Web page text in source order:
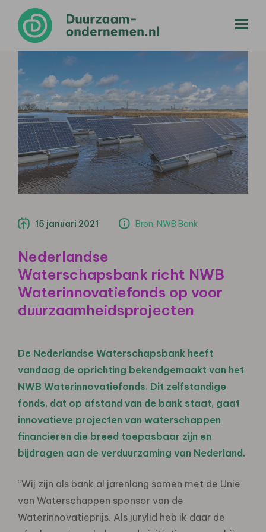
15 januari 2021 Bron: NWB Bank
Nederlandse
Waterschapsbank richt NWB
Waterinnovatiefonds op voor
duurzaamheidsprojecten
De Nederlandse Waterschapsbank heeft
vandaag de oprichting bekendgemaakt van het
NWB Waterinnovatiefonds. Dit zelfstandige
fonds, dat op afstand van de bank staat, gaat
innovatieve projecten van waterschappen
financieren die breed toepasbaar zijn en
bijdragen aan de verduurzaming van Nederland.
“Wij zijn als bank al jarenlang samen met de Unie
van Waterschappen sponsor van de
Waterinnovatieprijs. Als jurylid heb ik daar de